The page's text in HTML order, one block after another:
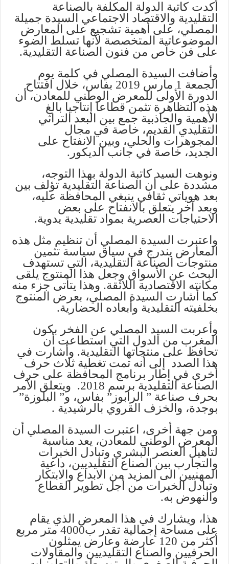
أكدت كاتبة الدولة المكلفة بالصناعة
التقليدية والاقتصاد الاجتماعي السيدة جميلة
المصلي، على أهمية تشجيع على المعارض
الموضوعاتية المتخصصة لأنها تسلط الضوء
على فن خاص من فنون الصناعة التقليدية.
وأضافت السيدة المصلي في كلمة يوم
الجمعة 1 مارس 2019 بفاس، خلال افتتاح
الدورة الأولى للمعرض الوطني للمعادن، أن
هذه التظاهرة تثمن قطاعا إنتاجيا بالغ
الأهمية والجاذبية جمع بين البعد التراثي
التقليدي القديم، خاصة في مجال
المجوهرات والحلي، وبين الانفتاح على
الجديد، خاصة في جانب الديكور.
ونوهت السيد كاتبة الدولة بهذا التوجه،
مشددة على أن الصناعة التقليدية تؤلف بين
بعد هوياتي ثقافي ينبغي المحافظة عليه،
وبعد آخر يتعلق بالانفتاح على بعض
الاحتياجات العصرية بمواد تقليدية يدوية.
واعتبرت السيدة المصلي أن تنظيم مثل هذه
المعارض يندرج في سياق سياسة تثمين
منتوجات الصناعة التقليدية، التي تستهدف
البحث عن الأسواق وجعل هذا المنتوج يلقى
مكانته الاقتصادية اللائقة. وهذا يتأتى جزء منه
كما أشارت السيدة المصلي، بعرض المنتوج
بخلفيته التقليدية وأبعاده الحضارية.
وأعربت السيد المصلي عن الفخر بكون
المغرب من الدول التي استطاعت أن
تحافظ على منتجاتها التقليدية. وأشارت في
هذا الصدد إلى أنه تمت تغطية ثلاث حرف
أخرى في إطار برنامج المحافظة على حرف
الصناعة التقليدية برسم 2018. ويتعلق الأمر
بحرف صناعة ” الرابوز” بفاس، و” البلوزة”
بوجدة، والخزف القروي بالرشيدية .
ومن جهة أخرى، اعتبرت السيدة المصلي أن
المعرض الوطني للمعادن، يعد مناسبة
لتأهيل العنصر البشري وتبادل الخبرات
والتجارب بين الصناع التقليديين، داعية
المهنيين الى المزيد من الابداع والابتكار
وتبادل الخبرات من أجل تطوير القطاع
والنهوض به.
هذا، ويشارك في هذا المعرض الذي يقام
على مساحة إجمالية تقدر ب4000 متر مربع
أكثر من 120 عارضة وعارض يمثلون
الحرفيين والصناع التقليديين والمقاولات